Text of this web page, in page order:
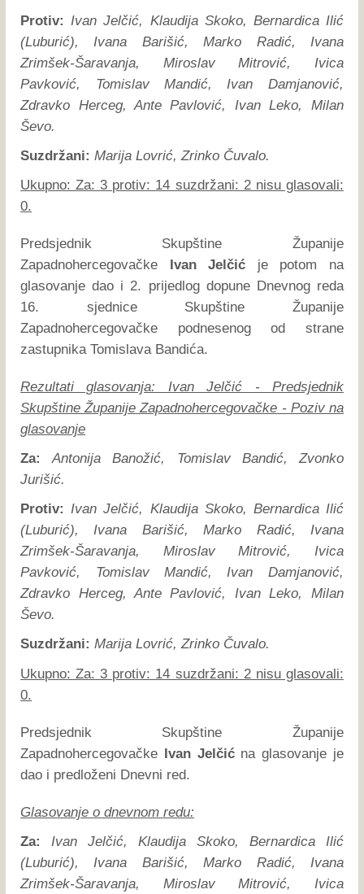
Protiv: Ivan Jelčić, Klaudija Skoko, Bernardica Ilić
(Luburić), Ivana Barišić, Marko Radić, Ivana
Zrimšek-Šaravanja, Miroslav Mitrović, Ivica
Pavković, Tomislav Mandić, Ivan Damjanović,
Zdravko Herceg, Ante Pavlović, Ivan Leko, Milan
Ševo.
Suzdržani: Marija Lovrić, Zrinko Čuvalo.
Ukupno: Za: 3 protiv: 14 suzdržani: 2 nisu glasovali:
0.
Predsjednik Skupštine Županije
Zapadnohercegovačke Ivan Jelčić je potom na
glasovanje dao i 2. prijedlog dopune Dnevnog reda
16. sjednice Skupštine Županije
Zapadnohercegovačke podnesenog od strane
zastupnika Tomislava Bandića.
Rezultati glasovanja: Ivan Jelčić - Predsjednik
Skupštine Županije Zapadnohercegovačke - Poziv na
glasovanje
Za:
Antonija Banožić, Tomislav Bandić, Zvonko
Jurišić.
Protiv: Ivan Jelčić, Klaudija Skoko, Bernardica Ilić
(Luburić), Ivana Barišić, Marko Radić, Ivana
Zrimšek-Šaravanja, Miroslav Mitrović, Ivica
Pavković, Tomislav Mandić, Ivan Damjanović,
Zdravko Herceg, Ante Pavlović, Ivan Leko, Milan
Ševo.
Suzdržani: Marija Lovrić, Zrinko Čuvalo.
Ukupno: Za: 3 protiv: 14 suzdržani: 2 nisu glasovali:
0.
Predsjednik Skupštine Županije
Zapadnohercegovačke Ivan Jelčićna glasovanje je
dao i predloženi Dnevni red.
Glasovanje o dnevnom redu:
Za:
Ivan Jelčić, Klaudija Skoko, Bernardica Ilić
(Luburić), Ivana Barišić, Marko Radić, Ivana
Zrimšek-Šaravanja, Miroslav Mitrović, Ivica